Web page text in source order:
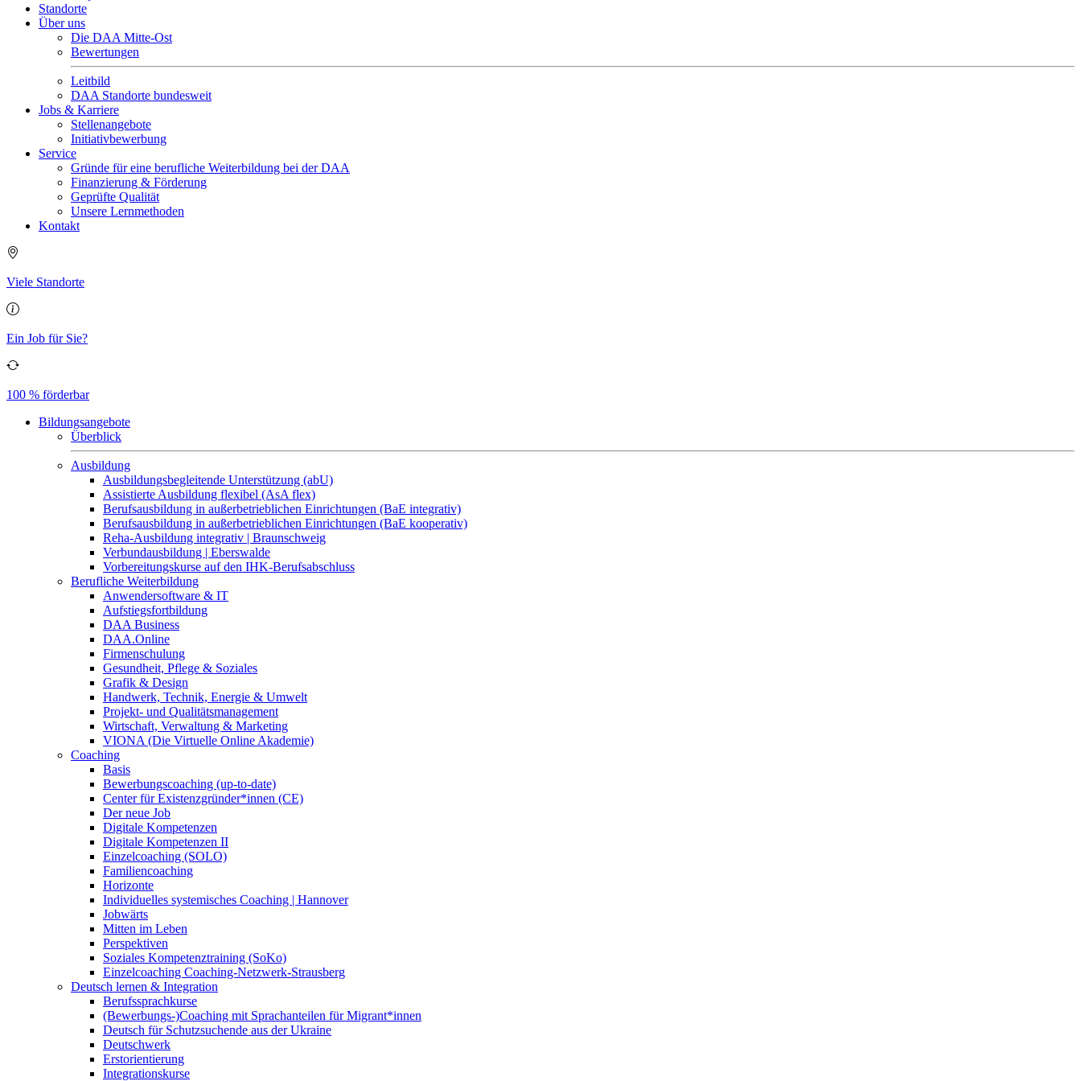
Standorte
Über uns
Die DAA Mitte-Ost
Bewertungen
Leitbild
DAA Standorte bundesweit
Jobs & Karriere
Stellenangebote
Initiativbewerbung
Service
Gründe für eine berufliche Weiterbildung bei der DAA
Finanzierung & Förderung
Geprüfte Qualität
Unsere Lernmethoden
Kontakt
Viele Standorte
Ein Job für Sie?
100 % förderbar
Bildungsangebote
Überblick
Ausbildung
Ausbildungsbegleitende Unterstützung (abU)
Assistierte Ausbildung flexibel (AsA flex)
Berufsausbildung in außerbetrieblichen Einrichtungen (BaE integrativ)
Berufsausbildung in außerbetrieblichen Einrichtungen (BaE kooperativ)
Reha-Ausbildung integrativ | Braunschweig
Verbundausbildung | Eberswalde
Vorbereitungskurse auf den IHK-Berufsabschluss
Berufliche Weiterbildung
Anwendersoftware & IT
Aufstiegsfortbildung
DAA Business
DAA.Online
Firmenschulung
Gesundheit, Pflege & Soziales
Grafik & Design
Handwerk, Technik, Energie & Umwelt
Projekt- und Qualitätsmanagement
Wirtschaft, Verwaltung & Marketing
VIONA (Die Virtuelle Online Akademie)
Coaching
Basis
Bewerbungscoaching (up-to-date)
Center für Existenzgründer*innen (CE)
Der neue Job
Digitale Kompetenzen
Digitale Kompetenzen II
Einzelcoaching (SOLO)
Familiencoaching
Horizonte
Individuelles systemisches Coaching | Hannover
Jobwärts
Mitten im Leben
Perspektiven
Soziales Kompetenztraining (SoKo)
Einzelcoaching Coaching-Netzwerk-Strausberg
Deutsch lernen & Integration
Berufssprachkurse
(Bewerbungs-)Coaching mit Sprachanteilen für Migrant*innen
Deutsch für Schutzsuchende aus der Ukraine
Deutschwerk
Erstorientierung
Integrationskurse